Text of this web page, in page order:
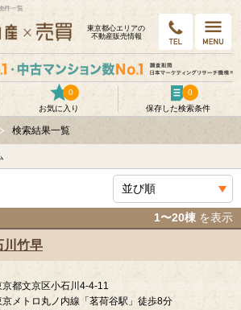
件一覧
東京都⼼エリアの
不動産販売情報
お気に入り
0
保存した検索条件
0
検索結果一覧
1〜20棟 を表示
川竹早
京都文京区小石川4-4-11
京メトロ丸ノ内線「茗荷谷駅」徒歩8分